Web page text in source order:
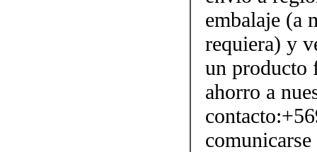
embalaje (a
requiera) y
un producto
ahorro a